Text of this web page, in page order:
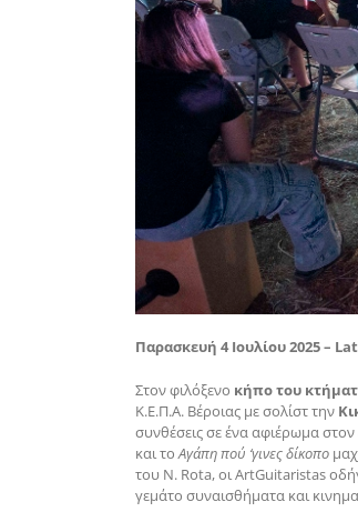
Παρασκευή 4 Ιουλίου 2025 –
Στον φιλόξενο κήπο του
Κ.Ε.Π.Α. Βέροιας με σολίστ την
συνθέσεις σε ένα αφιέρωμα
και τοΑγάπη πού ‘γινες δίκοπο
του N. Rota, οι ArtGuitaristas
γεμάτο συναισθήματα και